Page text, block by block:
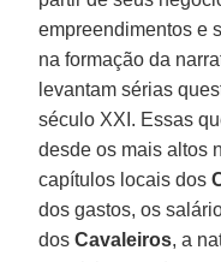
empreendimentos e
na formação da
levantam sérias
século XXI. Essas
desde os mais altos
capítulos locais dos
dos gastos, os
dosCavaleiros, a